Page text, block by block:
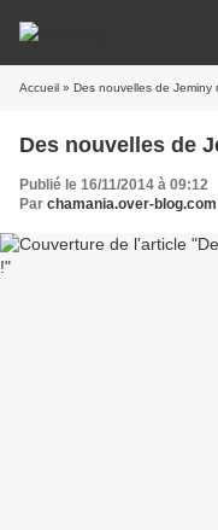
Accueil » Des nouvelles de Jeminy
Des nouvelles de
Publié le 16/11/2014 à 09:12
Par chamania.over-blog.com